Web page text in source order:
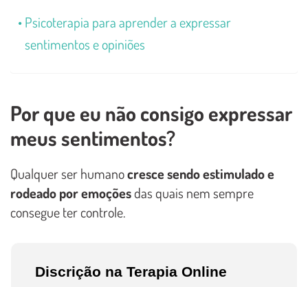
Psicoterapia para aprender a expressar
sentimentos e opiniões
Por que eu não consigo expressar
meus sentimentos?
Qualquer ser humanocresce sendo estimulado e
rodeado por emoçõesdas quais nem sempre
consegue ter controle.
Discrição na Terapia Online